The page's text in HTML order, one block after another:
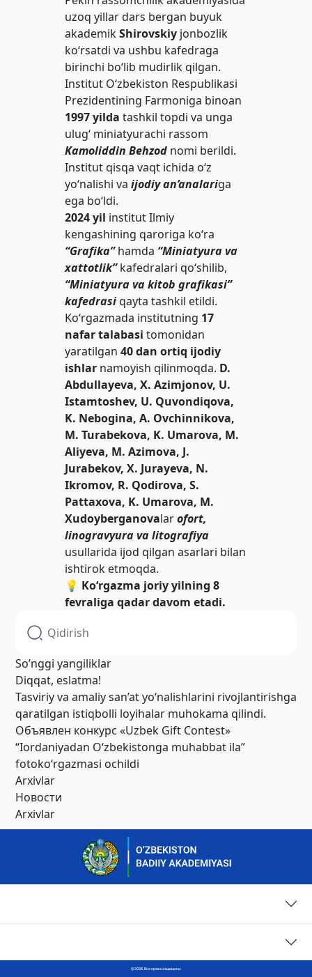
uzoq yillar dars bergan buyuk
akademikShirovskiy jonbozlik
ko‘rsatdi va ushbu kafedraga
birinchi bo‘lib mudirlik qilgan.
Institut O‘zbekiston Respublikasi
Prezidentining Farmoniga binoan
1997 yilda tashkil topdi va unga
ulug‘ miniatyurachi rassom
Kamoliddin Behzod nomi berildi.
Institut qisqa vaqt ichida o‘z
yo‘nalishi vaijodiy an’analariga
ega bo‘ldi.
2024 yil institut Ilmiy
kengashining qaroriga ko‘ra
“Grafika”hamda “Miniatyura va
xattotlik”kafedralari qo‘shilib,
“Miniatyura va kitob grafikasi”
kafedrasiqayta tashkil etildi.
Ko‘rgazmada institutning 17
nafar talabasi tomonidan
yaratilgan40 dan ortiq ijodiy
ishlar namoyish qilinmoqda. D.
Abdullayeva, X. Azimjonov, U.
Istamtoshev, U. Quvondiqova,
K. Nebogina, A. Ovchinnikova,
M. Turabekova, K. Umarova, M.
Aliyeva, M. Azimova, J.
Jurabekov, X. Jurayeva, N.
Ikromov, R. Qodirova, S.
Pattaxova, K. Umarova, M.
Xudoyberganovalarofort,
linogravyura va litografiya
usullarida ijod qilgan asarlari bilan
ishtirok etmoqda.
💡 Ko‘rgazma joriy yilning 8
fevraliga qadar davom etadi.
So’nggi yangiliklar
Diqqat, eslatma!
Tasviriy va amaliy san’at yo‘nalishlarini rivojlantirishga
qaratilgan istiqbolli loyihalar muhokama qilindi.
Объявлен конкурс «Uzbek Gift Contest»
“Iordaniyadan O‘zbekistonga muhabbat ila”
fotoko‘rgazmasi ochildi
Arxivlar
Новости
Arxivlar
© 2026. Все права защищены